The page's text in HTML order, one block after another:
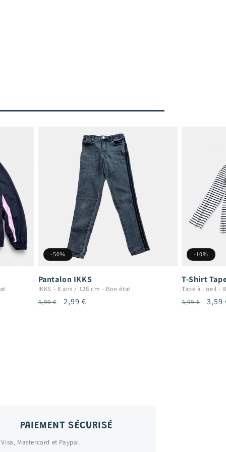
-50%
Pantalon IKKS
IKKS - 8 ans / 128 cm - Bon état
Prix
5,99 €
Prix
2,99 €
-10%
T-Shirt
Tape à l'oeil -
Prix
3,99 €
Prix
3,59
PAIEMENT SÉCURISÉ
Visa, Mastercard et Paypal